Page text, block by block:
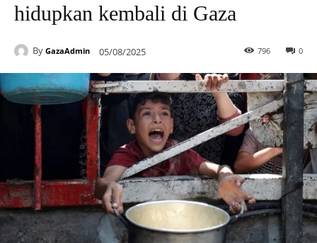
hidupkan kembali di Gaza
By GazaAdmin 05/08/2025 0
796